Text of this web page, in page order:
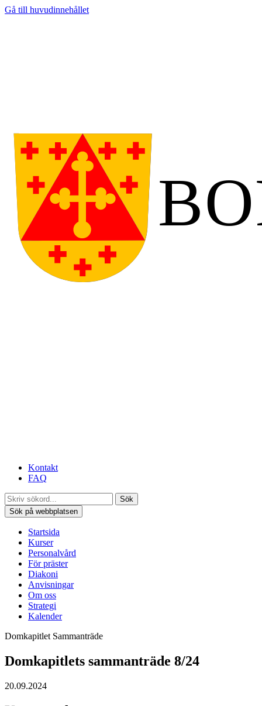
Gå till huvudinnehållet
Kontakt
FAQ
Sök
Sök på webbplatsen
Startsida
Kurser
Personalvård
För präster
Diakoni
Anvisningar
Om oss
Strategi
Kalender
Domkapitlet Sammanträde
Domkapitlets sammanträde 8/24
20.09.2024